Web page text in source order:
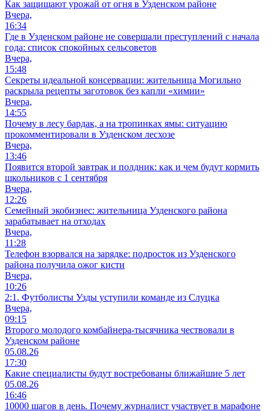
Как защищают урожай от огня в Узденском районе
Вчера,
16:34
Где в Узденском районе не совершали преступлений с начала
года: список спокойных сельсоветов
Вчера,
15:48
Секреты идеальной консервации: жительница Могильно
раскрыла рецепты заготовок без капли «химии»
Вчера,
14:55
Почему в лесу бардак, а на тропинках ямы: ситуацию
прокомментировали в Узденском лесхозе
Вчера,
13:46
Появится второй завтрак и полдник: как и чем будут кормить
школьников с 1 сентября
Вчера,
12:26
Семейный экобизнес: жительница Узденского района
зарабатывает на отходах
Вчера,
11:28
Телефон взорвался на зарядке: подросток из Узденского
района получила ожог кисти
Вчера,
10:26
2:1. Футболисты Узды уступили команде из Слуцка
Вчера,
09:15
Второго молодого комбайнера-тысячника чествовали в
Узденском районе
05.08.26
17:30
Какие специалисты будут востребованы ближайшие 5 лет
05.08.26
16:46
10000 шагов в день. Почему журналист участвует в марафоне